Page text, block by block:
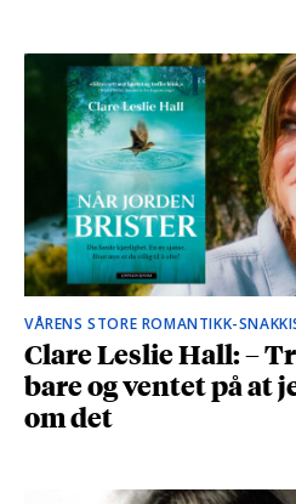
VÅRENS STORE ROMANTIKK-
Clare Leslie Hall: –
bare og ventet på at
om det